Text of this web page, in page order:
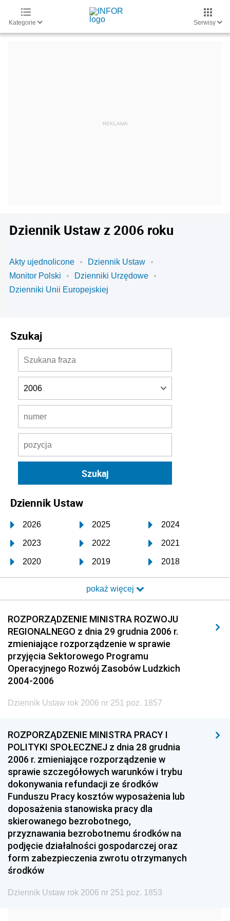
Kategorie Serwisy
Dziennik Ustaw z 2006 roku
Akty ujednolicone
Dziennik Ustaw
Monitor Polski
Dzienniki Urzędowe
Dzienniki Unii Europejskiej
Szukaj
Dziennik Ustaw
2026 2025 2024
2023 2022 2021
2020 2019 2018
2017 2016 2015
2014 2013 2012
2011 2010 2009
2008 2007 2006
2005 2004
2002 2001 2000
1990 1989 1988
1987 1986 1985
1984 1983
1981 1980 1979
1978 1977
1975 1974 1973
1972 1971 1970
1969
1966 1965 1964
pokaż więcej
ROZPORZĄDZENIE MINISTRA ROZWOJU
REGIONALNEGO z dnia 29 grudnia 2006 r.
zmieniające rozporządzenie w sprawie
przyjęcia Sektorowego Programu
Operacyjnego Rozwój Zasobów Ludzkich
2004-2006
Dziennik Ustaw rok 2006 nr 251 poz. 1857
ROZPORZĄDZENIE MINISTRA PRACY I
POLITYKI SPOŁECZNEJ z dnia 28 grudnia
2006 r. zmieniające rozporządzenie w
sprawie szczegółowych warunków i trybu
dokonywania refundacji ze środków
Funduszu Pracy kosztów wyposażenia lub
doposażenia stanowiska pracy dla
skierowanego bezrobotnego,
przyznawania bezrobotnemu środków na
podjęcie działalności gospodarczej oraz
form zabezpieczenia zwrotu otrzymanych
środków
Dziennik Ustaw rok 2006 nr 251 poz. 1853